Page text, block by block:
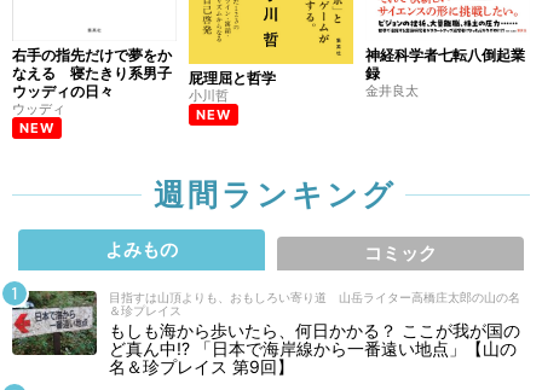
右手の指先だけで夢をか
なえる 寝たきり系男子
ウッディの日々
ウッディ
NEW
屁理屈と哲学
小川哲
NEW
神経科学者七転八倒起業
録
金井良太
週間ランキング
よみもの コミック
目指すは山頂よりも、おもしろい寄り道 山岳ライター高橋庄太郎の山の名
＆珍プレイス
もしも海から歩いたら、何日かかる？ ここが我が国の
ど真ん中!? 「日本で海岸線から一番遠い地点」【山の
名＆珍プレイス 第9回】